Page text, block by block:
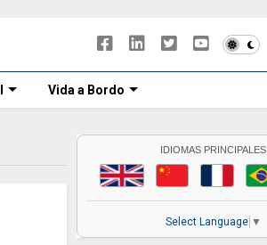
Vida a Bordo
IDIOMAS PRINCIPALES
Select Language ▼